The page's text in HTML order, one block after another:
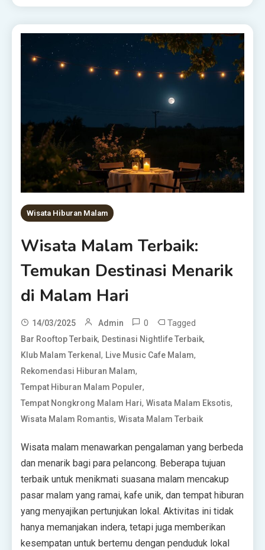
Wisata Hiburan Malam
Wisata Malam Terbaik:
Temukan Destinasi Menarik
di Malam Hari
14/03/2025 Admin 0 Tagged
Bar Rooftop Terbaik, Destinasi Nightlife Terbaik,
Klub Malam Terkenal, Live Music Cafe Malam,
Rekomendasi Hiburan Malam,
Tempat Hiburan Malam Populer,
Tempat Nongkrong Malam Hari,Wisata Malam Eksotis,
Wisata Malam Romantis,Wisata Malam Terbaik
Wisata malam menawarkan pengalaman yang berbeda
dan menarik bagi para pelancong. Beberapa tujuan
terbaik untuk menikmati suasana malam mencakup
pasar malam yang ramai, kafe unik, dan tempat hiburan
yang menyajikan pertunjukan lokal. Aktivitas ini tidak
hanya memanjakan indera, tetapi juga memberikan
kesempatan untuk bertemu dengan penduduk lokal